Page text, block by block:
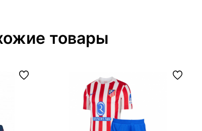
товары